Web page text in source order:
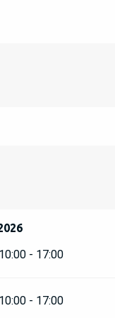
2026
10:00 - 17:00
10:00 - 17:00